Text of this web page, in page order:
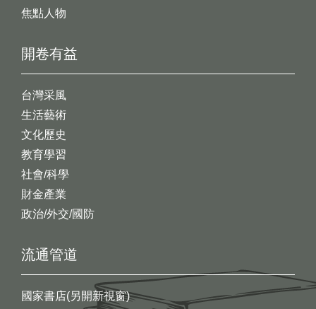
開卷有益
台灣采風
生活藝術
文化歷史
教育學習
社會/科學
財金產業
政治/外交/國防
焦點人物
流通管道
國家書店(另開新視窗)